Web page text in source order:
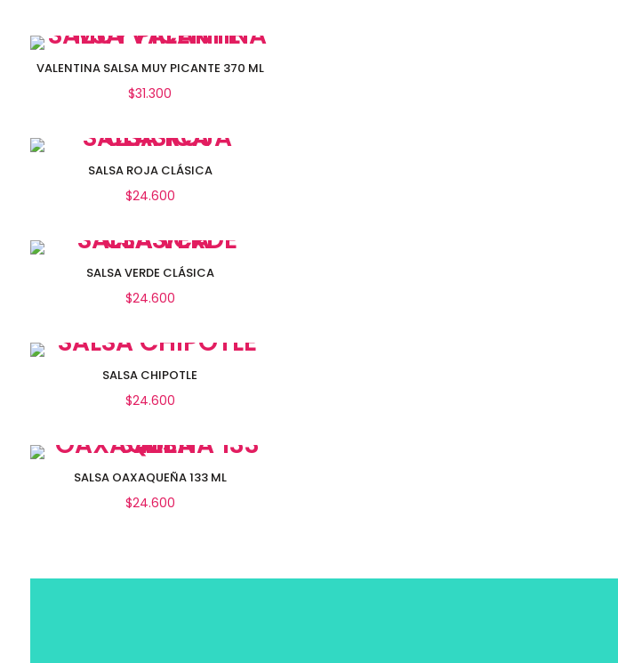
VALENTINA SALSA MUY PICANTE 370 ML
$31.300
Añadir al carrito
SALSA ROJA CLÁSICA
$24.600
Añadir al carrito
SALSA VERDE CLÁSICA
$24.600
Añadir al carrito
SALSA CHIPOTLE
$24.600
Añadir al carrito
SALSA OAXAQUEÑA 133 ML
$24.600